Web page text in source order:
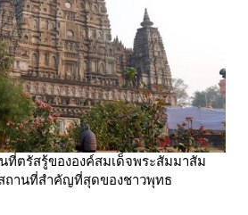
ที่ตรัสรู้ขององค์สมเด็จพระสัมมาสัม
ถานที่สำคัญที่สุดของชาวพุทธ